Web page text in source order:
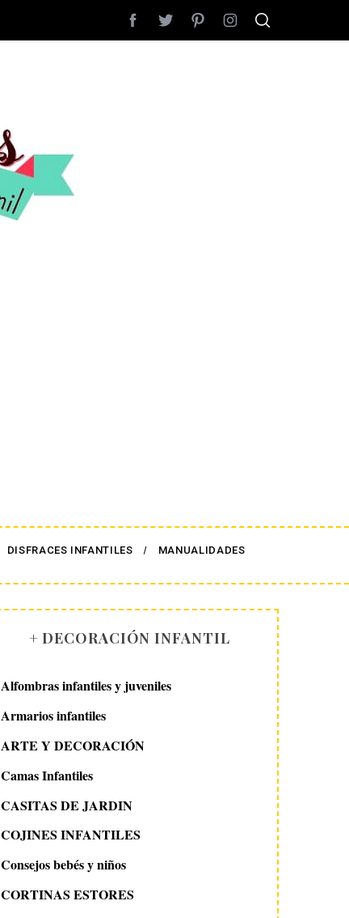
DISFRACES INFANTILES MANUALIDADES
+ DECORACIÓN INFANTIL
Alfombras infantiles y juveniles
Armarios infantiles
ARTE Y DECORACIÓN
Camas Infantiles
CASITAS DE JARDIN
COJINES INFANTILES
Consejos bebés y niños
CORTINAS ESTORES